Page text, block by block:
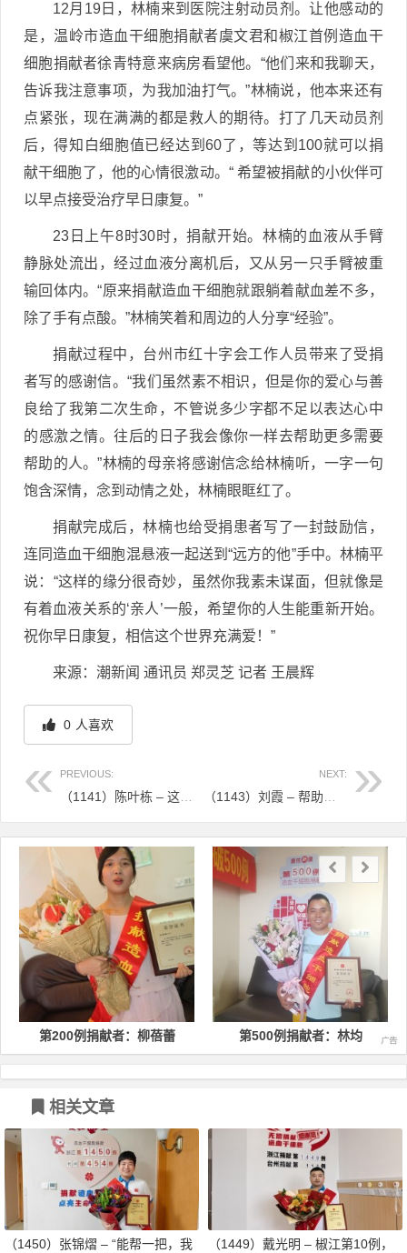
12月19日，林楠来到医院注射动员剂。让他感动的
是，温岭市造血干细胞捐献者虞文君和椒江首例造血干
细胞捐献者徐青特意来病房看望他。“他们来和我聊天，
告诉我注意事项，为我加油打气。”林楠说，他本来还有
点紧张，现在满满的都是救人的期待。打了几天动员剂
后，得知白细胞值已经达到60了，等达到100就可以捐
献干细胞了，他的心情很激动。“ 希望被捐献的小伙伴可
以早点接受治疗早日康复。”
23日上午8时30时，捐献开始。林楠的血液从手臂
静脉处流出，经过血液分离机后，又从另一只手臂被重
输回体内。“原来捐献造血干细胞就跟躺着献血差不多，
除了手有点酸。”林楠笑着和周边的人分享“经验”。
捐献过程中，台州市红十字会工作人员带来了受捐
者写的感谢信。“我们虽然素不相识，但是你的爱心与善
良给了我第二次生命，不管说多少字都不足以表达心中
的感激之情。往后的日子我会像你一样去帮助更多需要
帮助的人。”林楠的母亲将感谢信念给林楠听，一字一句
饱含深情，念到动情之处，林楠眼眶红了。
捐献完成后，林楠也给受捐患者写了一封鼓励信，
连同造血干细胞混悬液一起送到“远方的他”手中。林楠平
说：“这样的缘分很奇妙，虽然你我素未谋面，但就像是
有着血液关系的‘亲人’一般，希望你的人生能重新开始。
祝你早日康复，相信这个世界充满爱！”
来源：潮新闻 通讯员 郑灵芝 记者 王晨辉
0 人喜欢
PREVIOUS: NEXT:
文章导航
第200例捐献者：柳蓓蕾 第500例捐献者：林均
相关文章
（1450）张锦熠 – “能帮一把，我
（1449）戴光明 – 椒江第10例，